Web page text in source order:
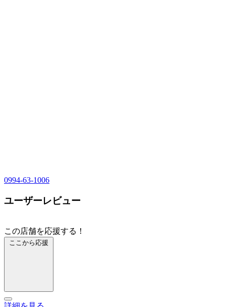
0994-63-1006
ユーザーレビュー
この店舗を応援する！
ここから応援